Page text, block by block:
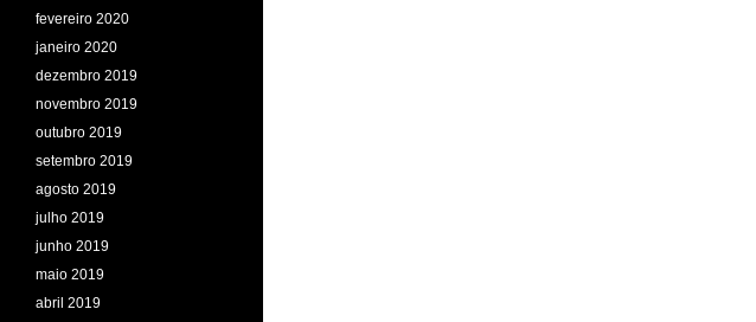
fevereiro 2020
janeiro 2020
dezembro 2019
novembro 2019
outubro 2019
setembro 2019
agosto 2019
julho 2019
junho 2019
maio 2019
abril 2019